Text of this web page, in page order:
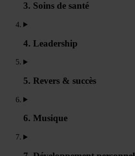
3. Soins de santé
4. Leadership
5. Revers & succès
6. Musique